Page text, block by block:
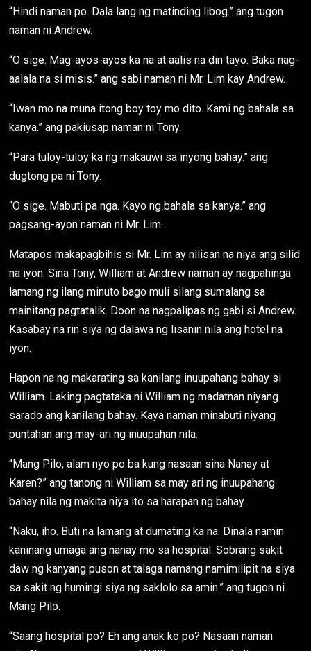
“Hindi naman po. Dala lang ng matinding libog.” ang tugon
naman ni Andrew.
“O sige. Mag-ayos-ayos ka na at aalis na din tayo. Baka nag-
aalala na si misis.” ang sabi naman ni Mr. Lim kay Andrew.
“Iwan mo na muna itong boy toy mo dito. Kami ng bahala sa
kanya.” ang pakiusap naman ni Tony.
“Para tuloy-tuloy ka ng makauwi sa inyong bahay.” ang
dugtong pa ni Tony.
“O sige. Mabuti pa nga. Kayo ng bahala sa kanya.” ang
pagsang-ayon naman ni Mr. Lim.
Matapos makapagbihis si Mr. Lim ay nilisan na niya ang silid
na iyon. Sina Tony, William at Andrew naman ay nagpahinga
lamang ng ilang minuto bago muli silang sumalang sa
mainitang pagtatalik. Doon na nagpalipas ng gabi si Andrew.
Kasabay na rin siya ng dalawa ng lisanin nila ang hotel na
iyon.
Hapon na ng makarating sa kanilang inuupahang bahay si
William. Laking pagtataka ni William ng madatnan niyang
sarado ang kanilang bahay. Kaya naman minabuti niyang
puntahan ang may-ari ng inuupahan nila.
“Mang Pilo, alam nyo po ba kung nasaan sina Nanay at
Karen?” ang tanong ni William sa may ari ng inuupahang
bahay nila ng makita niya ito sa harapan ng bahay.
“Naku, iho. Buti na lamang at dumating ka na. Dinala namin
kaninang umaga ang nanay mo sa hospital. Sobrang sakit
daw ng kanyang puson at talaga namang namimilipit na siya
sa sakit ng humingi siya ng saklolo sa amin.” ang tugon ni
Mang Pilo.
“Saang hospital po? Eh ang anak ko po? Nasaan naman